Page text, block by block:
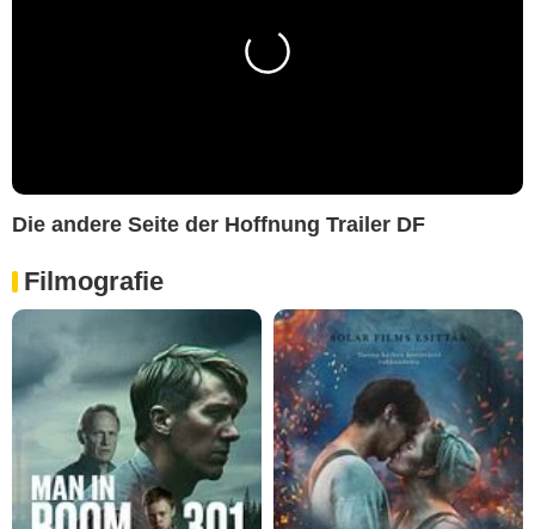
Die andere Seite der Hoffnung Trailer DF
Filmografie